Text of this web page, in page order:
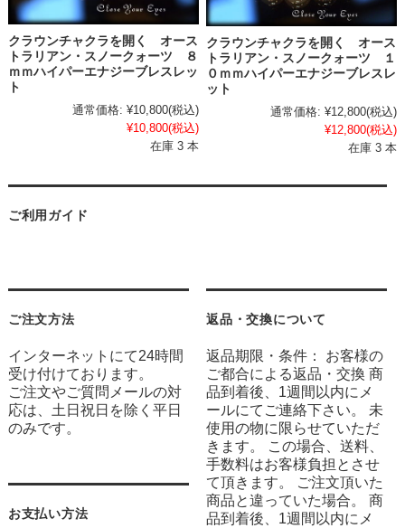
クラウンチャクラを開く オース
トラリアン・スノークォーツ ８
ｍｍハイパーエナジーブレスレッ
ト
通常価格: ¥10,800(税込)
¥10,800(税込)
在庫 3 本
クラウンチャクラを開く オース
トラリアン・スノークォーツ １
０ｍｍハイパーエナジーブレスレ
ット
通常価格: ¥12,800(税込)
¥12,800(税込)
在庫 3 本
ご利用ガイド
ご注文方法
インターネットにて24時間
受け付けております。
ご注文やご質問メールの対
応は、土日祝日を除く平日
のみです。
お支払い方法
返品・交換について
返品期限・条件： お客様の
ご都合による返品・交換 商
品到着後、1週間以内にメ
ールにてご連絡下さい。 未
使用の物に限らせていただ
きます。 この場合、送料、
手数料はお客様負担とさせ
て頂きます。 ご注文頂いた
商品と違っていた場合。 商
品到着後、1週間以内にメ